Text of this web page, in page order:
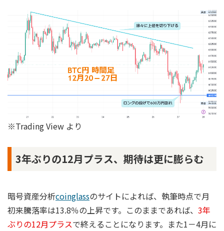
※Trading View より
3年ぶりの12月プラス、期待は更に膨らむ
暗号資産分析coinglassのサイトによれば、執筆時点で月
初来騰落率は13.8％の上昇です。このままであれば、 3年
ぶりの12月プラスで終えることになります。また1－4月に